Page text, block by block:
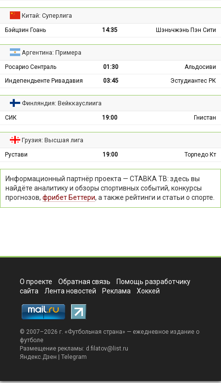
Китай: Суперлига
Бэйцзин Гоань 14:35 Шэньчжэнь Пэн Сити
Аргентина: Примера
Росарио Сентраль 01:30
Альдосиви
Индепендьенте Ривадавия
03:45 Эстудиантес РК
Финляндия: Вейккауслиига
СИК 19:00 Гнистан
Грузия: Высшая лига
Рустави 19:00 Торпедо Кт
Информационный партнёр проекта — СТАВКА ТВ: здесь вы
найдёте аналитику и обзоры спортивных событий, конкурсы
прогнозов, фрибет Беттери, а также рейтинги и статьи о спорте.
О проекте Обратная связь
Помощь разработчику
сайта
Лента новостей Реклама Хоккей
© 2007–2026 г. «Футбольная страна» — ежедневное издание о
футболе
Размещение рекламы: d.filatov@list.ru
Яндекс.Дзен
Telegram